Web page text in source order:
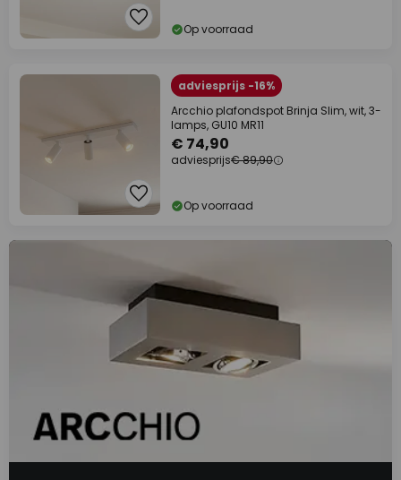
Op voorraad
adviesprijs -16%
Arcchio plafondspot Brinja Slim, wit, 3-
lamps, GU10 MR11
€ 74,90
adviesprijs€ 89,90
Op voorraad